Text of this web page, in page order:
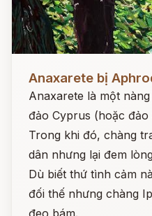
Anaxarete bị
Anaxarete là một
đảo Cyprus (hoặc đảo
Trong khi đó, chàng
dân nhưng lại đem
Dù biết thứ tình cảm
đối thế nhưng chàng
đeo bám.